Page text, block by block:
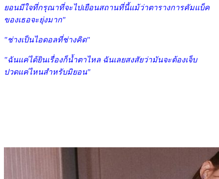
ยอนมีใจที่กรุณาที่จะไปเยือนสถานที่นี้แม้ว่าตารางการคัมแบ็ค
ของเธอจะยุ่งมาก"
"ช่างเป็นไอดอลที่ช่างคิด"
"ฉันแค่ได้ยินเรื่องก็น้ำตาไหล ฉันเลยสงสัยว่ามันจะต้องเจ็บ
ปวดแค่ไหนสำหรับมิยอน"